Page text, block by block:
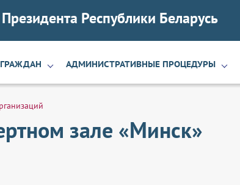
Республики Беларусь
АДМИНИСТРАТИВНЫЕ ПРОЦЕДУРЫ
зале «Минск»